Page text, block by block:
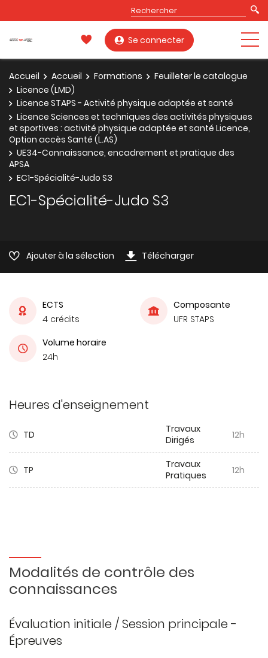
Se connecter
Accueil Accueil Formations
Feuilleter le catalogue
Licence (LMD)
Licence STAPS - Activité physique adaptée et santé
Licence Sciences et techniques des activités physiques
et sportives : activité physique adaptée et santé Licence,
Option accès Santé (L.AS)
UE34-Connaissance, encadrement et pratique des
APSA
EC1-Spécialité-Judo S3
EC1-Spécialité-Judo S3
Ajouter à la sélection Télécharger
ECTS
4 crédits
Composante
UFR STAPS
Volume horaire
24h
Heures d'enseignement
TD
Travaux
Dirigés
12h
TP
Travaux
Pratiques
12h
Modalités de contrôle des
connaissances
Évaluation initiale / Session principale -
Épreuves